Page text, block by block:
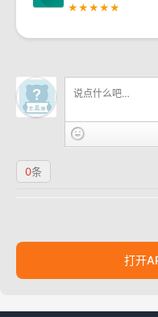
★★★★★
0条
打开